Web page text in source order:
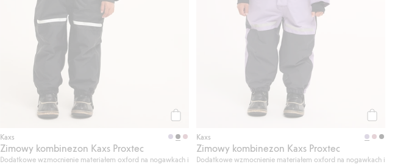
Kaxs
Zimowy kombinezon Kaxs Proxtec
Dodatkowe wzmocnienie materiałem oxford na nogawkach i
Kaxs
Zimowy kombinezon Kaxs Proxtec
Dodatkowe wzmocnienie materiałem oxford na nogawkach i